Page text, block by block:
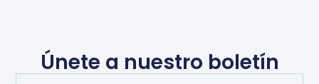
Únete a nuestro boletín